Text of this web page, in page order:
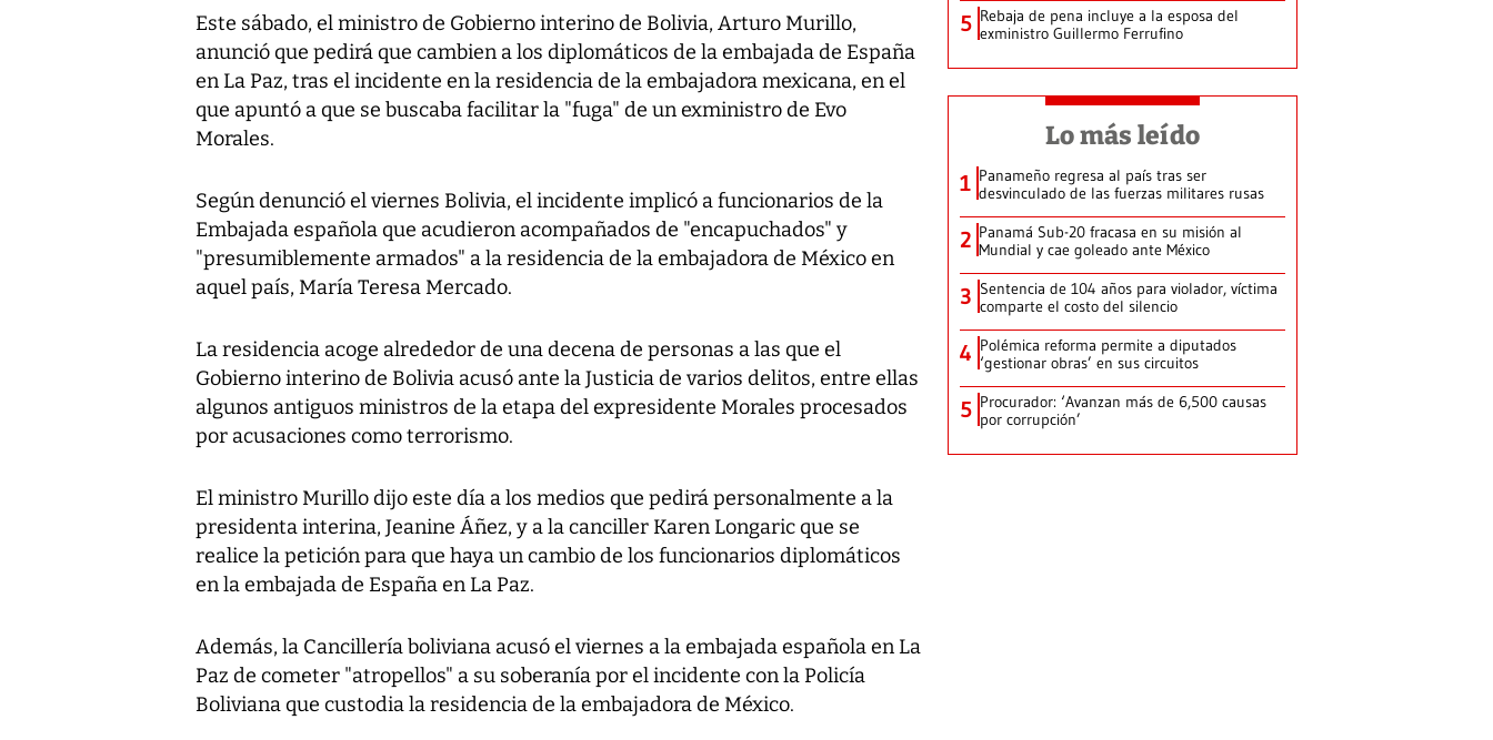
Este sábado, el ministro de Gobierno interino de Bolivia, Arturo Murillo,
anunció que pedirá que cambien a los diplomáticos de la embajada de España
en La Paz, tras el incidente en la residencia de la embajadora mexicana, en el
que apuntó a que se buscaba facilitar la "fuga" de un exministro de Evo
Morales.
Según denunció el viernes Bolivia, el incidente implicó a funcionarios de la
Embajada española que acudieron acompañados de "encapuchados" y
"presumiblemente armados" a la residencia de la embajadora de México en
aquel país, María Teresa Mercado.
La residencia acoge alrededor de una decena de personas a las que el
Gobierno interino de Bolivia acusó ante la Justicia de varios delitos, entre ellas
algunos antiguos ministros de la etapa del expresidente Morales procesados
por acusaciones como terrorismo.
El ministro Murillo dijo este día a los medios que pedirá personalmente a la
presidenta interina, Jeanine Áñez, y a la canciller Karen Longaric que se
realice la petición para que haya un cambio de los funcionarios diplomáticos
en la embajada de España en La Paz.
Además, la Cancillería boliviana acusó el viernes a la embajada española en La
Paz de cometer "atropellos" a su soberanía por el incidente con la Policía
Boliviana que custodia la residencia de la embajadora de México.
5 Rebaja de pena incluye a la esposa del
exministro Guillermo Ferrufino
Lo más leído
1 Panameño regresa al país tras ser
desvinculado de las fuerzas militares rusas
2 Panamá Sub-20 fracasa en su misión al
Mundial y cae goleado ante México
3 Sentencia de 104 años para violador, víctima
comparte el costo del silencio
4 Polémica reforma permite a diputados
‘gestionar obras’ en sus circuitos
5 Procurador: ‘Avanzan más de 6,500 causas
por corrupción’